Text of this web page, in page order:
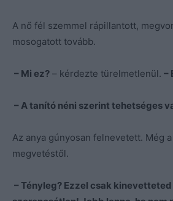
A nő fél szemmel rápillantott,
mosogatott tovább.
– Mi ez? – kérdezte türelmetlenül. –
– A tanító néni szerint tehetséges
Az anya gúnyosan felnevetett. Még
megvetéstől.
– Tényleg? Ezzel csak